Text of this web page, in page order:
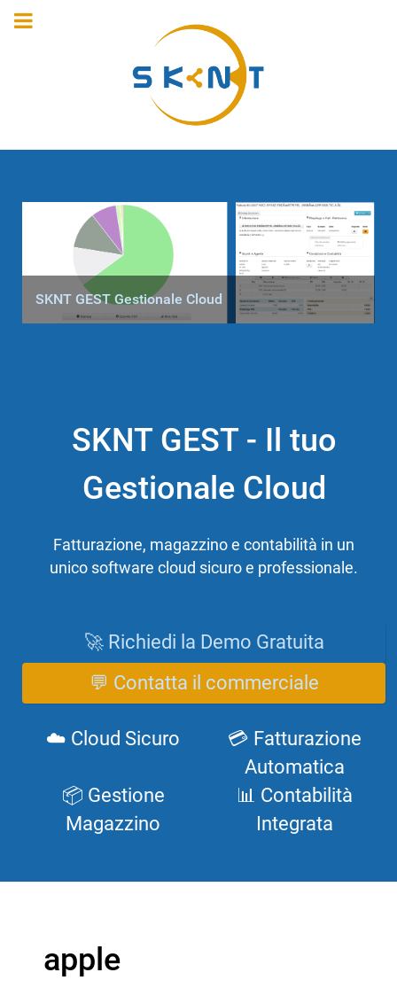
SKNT GEST Gestionale Cloud
SKNT GEST - Il tuo
Gestionale Cloud
Fatturazione, magazzino e contabilità in un
unico software cloud sicuro e professionale.
🚀 Richiedi la Demo Gratuita
💬 Contatta il commerciale
☁️ Cloud Sicuro
💳 Fatturazione
Automatica
📦 Gestione
Magazzino
📊 Contabilità
Integrata
apple